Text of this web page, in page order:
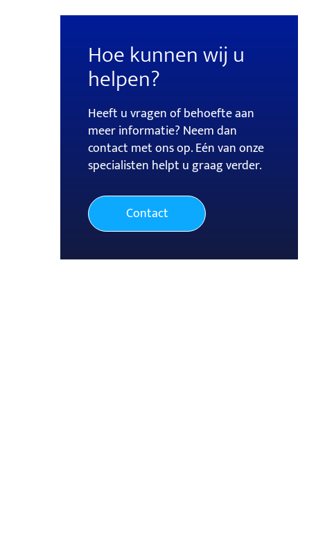
Hoe kunnen wij u
helpen?
Heeft u vragen of behoefte aan
meer informatie? Neem dan
contact met ons op. Eén van onze
specialisten helpt u graag verder.
Contact